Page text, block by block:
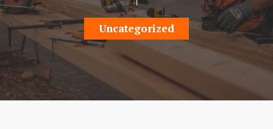
Uncategorized